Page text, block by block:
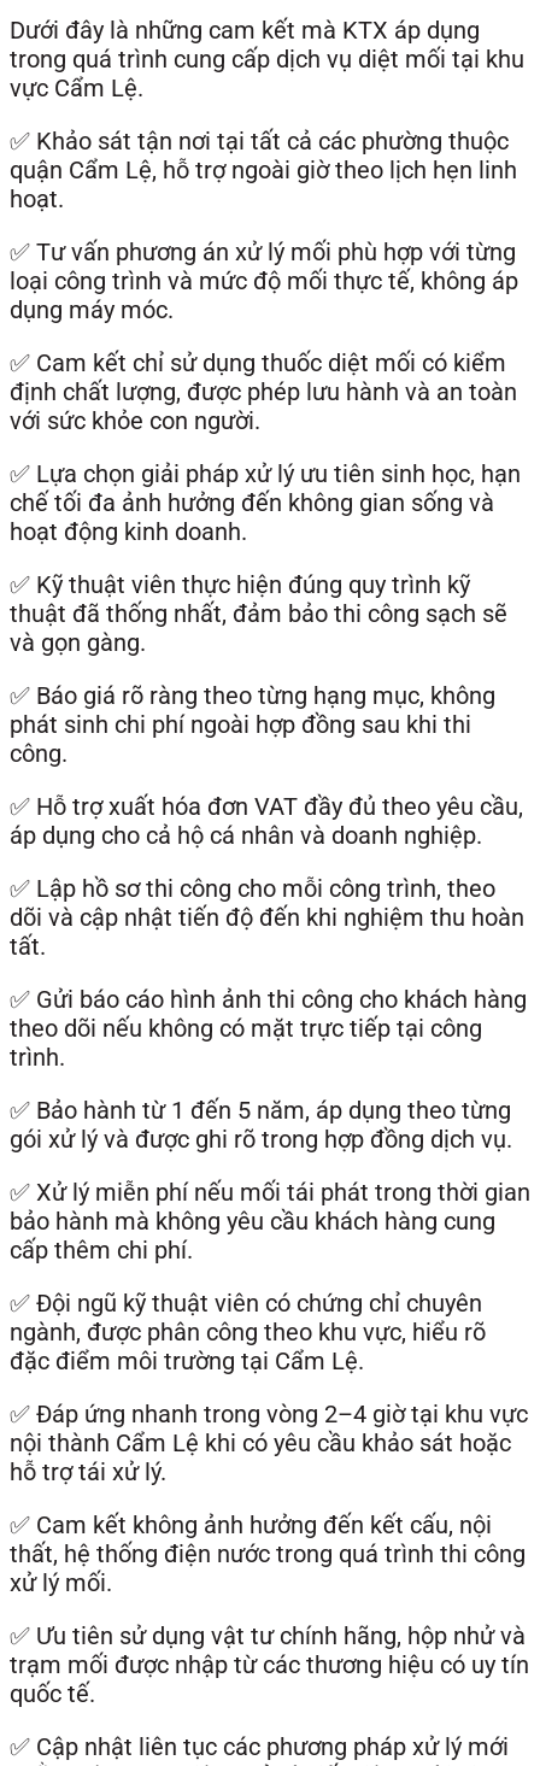
Dưới đây là những cam kết mà KTX áp dụng
trong quá trình cung cấp dịch vụ diệt mối tại khu
vực Cẩm Lệ.
✅ Khảo sát tận nơi tại tất cả các phường thuộc
quận Cẩm Lệ, hỗ trợ ngoài giờ theo lịch hẹn linh
hoạt.
✅ Tư vấn phương án xử lý mối phù hợp với từng
loại công trình và mức độ mối thực tế, không áp
dụng máy móc.
✅ Cam kết chỉ sử dụng thuốc diệt mối có kiểm
định chất lượng, được phép lưu hành và an toàn
với sức khỏe con người.
✅ Lựa chọn giải pháp xử lý ưu tiên sinh học, hạn
chế tối đa ảnh hưởng đến không gian sống và
hoạt động kinh doanh.
✅ Kỹ thuật viên thực hiện đúng quy trình kỹ
thuật đã thống nhất, đảm bảo thi công sạch sẽ
và gọn gàng.
✅ Báo giá rõ ràng theo từng hạng mục, không
phát sinh chi phí ngoài hợp đồng sau khi thi
công.
✅ Hỗ trợ xuất hóa đơn VAT đầy đủ theo yêu cầu,
áp dụng cho cả hộ cá nhân và doanh nghiệp.
✅ Lập hồ sơ thi công cho mỗi công trình, theo
dõi và cập nhật tiến độ đến khi nghiệm thu hoàn
tất.
✅ Gửi báo cáo hình ảnh thi công cho khách hàng
theo dõi nếu không có mặt trực tiếp tại công
trình.
✅ Bảo hành từ 1 đến 5 năm, áp dụng theo từng
gói xử lý và được ghi rõ trong hợp đồng dịch vụ.
✅ Xử lý miễn phí nếu mối tái phát trong thời gian
bảo hành mà không yêu cầu khách hàng cung
cấp thêm chi phí.
✅ Đội ngũ kỹ thuật viên có chứng chỉ chuyên
ngành, được phân công theo khu vực, hiểu rõ
đặc điểm môi trường tại Cẩm Lệ.
✅ Đáp ứng nhanh trong vòng 2–4 giờ tại khu vực
nội thành Cẩm Lệ khi có yêu cầu khảo sát hoặc
hỗ trợ tái xử lý.
✅ Cam kết không ảnh hưởng đến kết cấu, nội
thất, hệ thống điện nước trong quá trình thi công
xử lý mối.
✅ Ưu tiên sử dụng vật tư chính hãng, hộp nhử và
trạm mối được nhập từ các thương hiệu có uy tín
quốc tế.
✅ Cập nhật liên tục các phương pháp xử lý mới